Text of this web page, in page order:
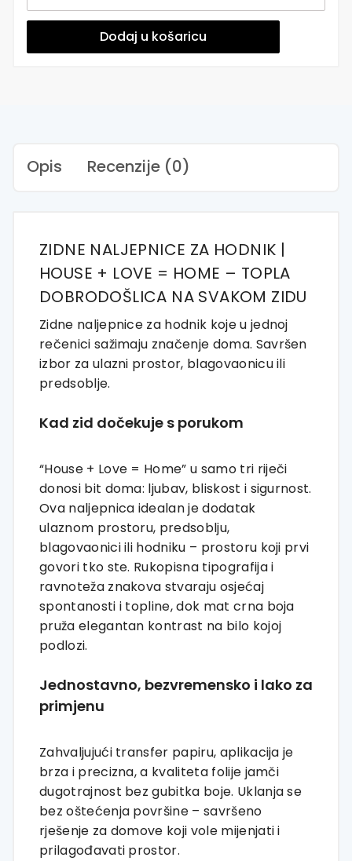
za
|
Dodaj u košaricu
Opis Recenzije (0)
ZIDNE NALJEPNICE ZA HODNIK |
HOUSE + LOVE = HOME – TOPLA
DOBRODOŠLICA NA SVAKOM ZIDU
Zidne naljepnice za hodnik koje u jednoj
rečenici sažimaju značenje doma. Savršen
izbor za ulazni prostor, blagovaonicu ili
predsoblje.
Kad zid dočekuje s porukom
“House + Love = Home” u samo tri riječi
donosi bit doma: ljubav, bliskost i sigurnost.
Ova naljepnica idealan je dodatak
ulaznom prostoru, predsoblju,
blagovaonici ili hodniku – prostoru koji prvi
govori tko ste. Rukopisna tipografija i
ravnoteža znakova stvaraju osjećaj
spontanosti i topline, dok mat crna boja
pruža elegantan kontrast na bilo kojoj
podlozi.
Jednostavno, bezvremensko i lako za
primjenu
Zahvaljujući transfer papiru, aplikacija je
brza i precizna, a kvaliteta folije jamči
dugotrajnost bez gubitka boje. Uklanja se
bez oštećenja površine – savršeno
rješenje za domove koji vole mijenjati i
prilagođavati prostor.